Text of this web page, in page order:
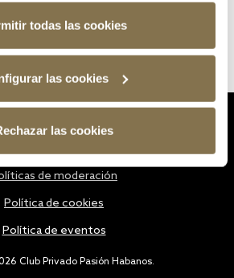
todas las cookies
las cookies
las cookies
Club Privado Pasión Habanos.
de moderación
Política de cookies
Política de eventos